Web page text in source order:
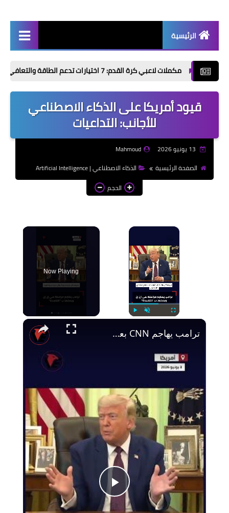
الرئيسية
Radio
موضوعات تعبير | Essay
Topics
الذكاء الاصطناعي | Artificial
Intelligence
مكملات لاعبي كرة القدم: 7 اختيارات تدعم الطاقة والتعافي قبل وبعد التمرين
قيود أمريكا على الذكاء الاصطناعي
للأجانب: التداعيات
Mahmoud
الصفحة الرئيسية
الذكاء الاصطناعي | Artificial Intelligence
الحجم
×
Now Playing
Play
ترامب يهاجم CNN بعنف: نُنقذ أمريكا ولن نسمح لإيران بامتلاك سلاح نووي